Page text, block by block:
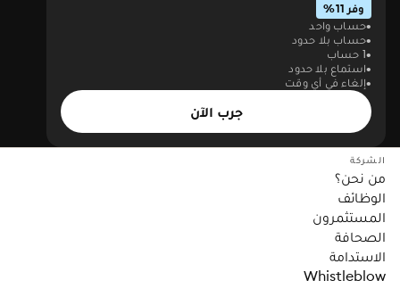
وفر 11%
حساب واحد
حساب بلا حدود
1 حساب
استماع بلا حدود
إلغاء في أي وقت
جرب الآن
الشركة
من نحن؟
الوظائف
المستثمرون
الصحافة
الاستدامة
Whistleblow